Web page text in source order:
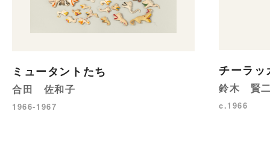
ミュータントたち
合田 佐和子
1966-1967
チーラ
鈴木 賢
c.1966